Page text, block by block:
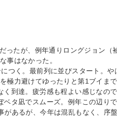
ったが、例年通りロングジョン（
事はなかった。
つく。最前列に並びスタート。や
極力避けてゆったりと第1ブイま
到達。疲労感も程よい感じなの
タ凪でスムーズ。例年この辺り
があるが、今年は混乱もなく、序